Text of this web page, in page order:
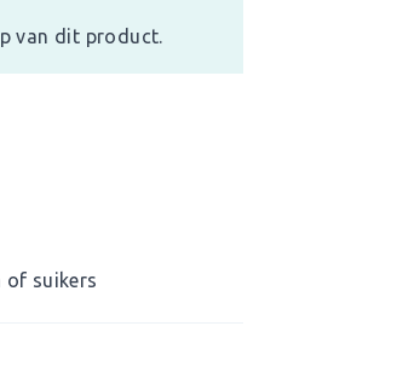
van dit product.
of suikers